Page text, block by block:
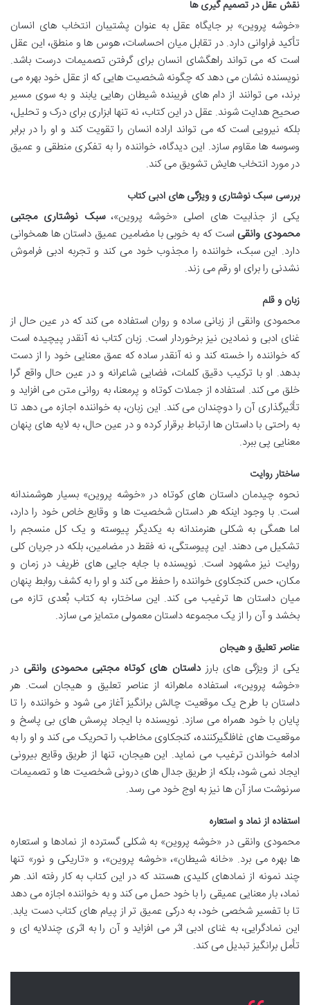
نقش عقل در تصمیم گیری ها
«خوشه پروین» بر جایگاه عقل به عنوان پشتیبان انتخاب های انسان
تأکید فراوانی دارد. در تقابل میان احساسات، هوس ها و منطق، این عقل
است که می تواند راهگشای انسان برای گرفتن تصمیمات درست باشد.
نویسنده نشان می دهد که چگونه شخصیت هایی که از عقل خود بهره می
برند، می توانند از دام های فریبنده شیطان رهایی یابند و به سوی مسیر
صحیح هدایت شوند. عقل در این کتاب، نه تنها ابزاری برای درک و تحلیل،
بلکه نیرویی است که می تواند اراده انسان را تقویت کند و او را در برابر
وسوسه ها مقاوم سازد. این دیدگاه، خواننده را به تفکری منطقی و عمیق
در مورد انتخاب هایش تشویق می کند.
بررسی سبک نوشتاری و ویژگی های ادبی کتاب
یکی از جذابیت های اصلی «خوشه پروین»،سبک نوشتاری مجتبی
محمودی وانقی است که به خوبی با مضامین عمیق داستان ها همخوانی
دارد. این سبک، خواننده را مجذوب خود می کند و تجربه ادبی فراموش
نشدنی را برای او رقم می زند.
زبان و قلم
محمودی وانقی از زبانی ساده و روان استفاده می کند که در عین حال از
غنای ادبی و نمادین نیز برخوردار است. زبان کتاب نه آنقدر پیچیده است
که خواننده را خسته کند و نه آنقدر ساده که عمق معنایی خود را از دست
بدهد. او با ترکیب دقیق کلمات، فضایی شاعرانه و در عین حال واقع گرا
خلق می کند. استفاده از جملات کوتاه و پرمعنا، به روانی متن می افزاید و
تأثیرگذاری آن را دوچندان می کند. این زبان، به خواننده اجازه می دهد تا
به راحتی با داستان ها ارتباط برقرار کرده و در عین حال، به لایه های پنهان
معنایی پی ببرد.
ساختار روایت
نحوه چیدمان داستان های کوتاه در «خوشه پروین» بسیار هوشمندانه
است. با وجود اینکه هر داستان شخصیت ها و وقایع خاص خود را دارد،
اما همگی به شکلی هنرمندانه به یکدیگر پیوسته و یک کل منسجم را
تشکیل می دهند. این پیوستگی، نه فقط در مضامین، بلکه در جریان کلی
روایت نیز مشهود است. نویسنده با جابه جایی های ظریف در زمان و
مکان، حس کنجکاوی خواننده را حفظ می کند و او را به کشف روابط پنهان
میان داستان ها ترغیب می کند. این ساختار، به کتاب بُعدی تازه می
بخشد و آن را از یک مجموعه داستان معمولی متمایز می سازد.
عناصر تعلیق و هیجان
یکی از ویژگی های بارزداستان های کوتاه مجتبی محمودی وانقی در
«خوشه پروین»، استفاده ماهرانه از عناصر تعلیق و هیجان است. هر
داستان با طرح یک موقعیت چالش برانگیز آغاز می شود و خواننده را تا
پایان با خود همراه می سازد. نویسنده با ایجاد پرسش های بی پاسخ و
موقعیت های غافلگیرکننده، کنجکاوی مخاطب را تحریک می کند و او را به
ادامه خواندن ترغیب می نماید. این هیجان، تنها از طریق وقایع بیرونی
ایجاد نمی شود، بلکه از طریق جدال های درونی شخصیت ها و تصمیمات
سرنوشت ساز آن ها نیز به اوج خود می رسد.
استفاده از نماد و استعاره
محمودی وانقی در «خوشه پروین» به شکلی گسترده از نمادها و استعاره
ها بهره می برد. «خانه شیطان»، «خوشه پروین»، و «تاریکی و نور» تنها
چند نمونه از نمادهای کلیدی هستند که در این کتاب به کار رفته اند. هر
نماد، بار معنایی عمیقی را با خود حمل می کند و به خواننده اجازه می دهد
تا با تفسیر شخصی خود، به درکی عمیق تر از پیام های کتاب دست یابد.
این نمادگرایی، به غنای ادبی اثر می افزاید و آن را به اثری چندلایه ای و
تأمل برانگیز تبدیل می کند.